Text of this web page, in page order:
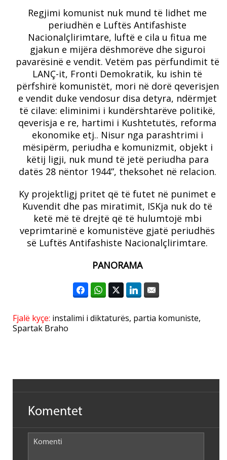
Regjimi komunist nuk mund të lidhet me
periudhën e Luftës Antifashiste
Nacionalçlirimtare, luftë e cila u fitua me
gjakun e mijëra dëshmorëve dhe siguroi
pavarësinë e vendit. Vetëm pas përfundimit të
LANÇ-it, Fronti Demokratik, ku ishin të
përfshirë komunistët, mori në dorë qeverisjen
e vendit duke vendosur disa detyra, ndërmjet
të cilave: eliminimi i kundërshtarëve politikë,
qeverisja e re, hartimi i Kushtetutës, reforma
ekonomike etj.. Nisur nga parashtrimi i
mësipërm, periudha e komunizmit, objekt i
këtij ligji, nuk mund të jetë periudha para
datës 28 nëntor 1944”, theksohet në relacion.
Ky projektligj pritet që të futet në punimet e
Kuvendit dhe pas miratimit, ISKja nuk do të
ketë më të drejtë që të hulumtojë mbi
veprimtarinë e komunistëve gjatë periudhës
së Luftës Antifashiste Nacionalçlirimtare.
PANORAMA
Fjalë kyçe: instalimi i diktaturës, partia komuniste,
Spartak Braho
Komentet